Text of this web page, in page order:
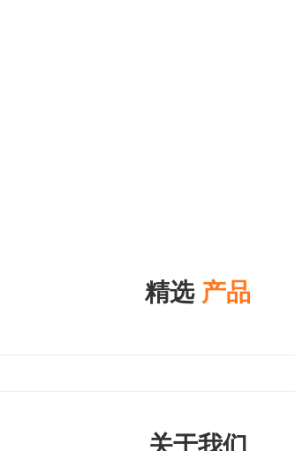
精选 产品
关于我们